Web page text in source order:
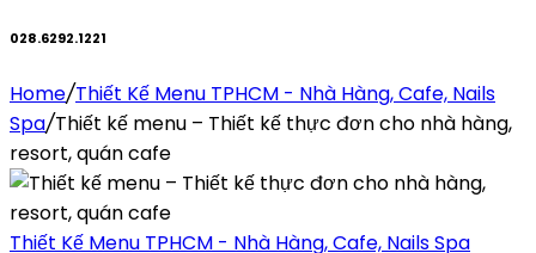
028.6292.1221
Home/Thiết Kế Menu TPHCM - Nhà Hàng, Cafe, Nails
Spa/Thiết kế menu – Thiết kế thực đơn cho nhà hàng,
resort, quán cafe
Thiết Kế Menu TPHCM - Nhà Hàng, Cafe, Nails Spa